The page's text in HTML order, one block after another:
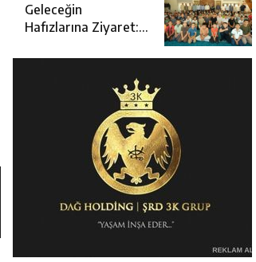
Geleceğin
Hafızlarına Ziyaret:
Erzincan’da Kur’an
Kursu Öğrencileriyle